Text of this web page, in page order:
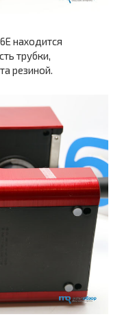
находится
трубки,
резиной.